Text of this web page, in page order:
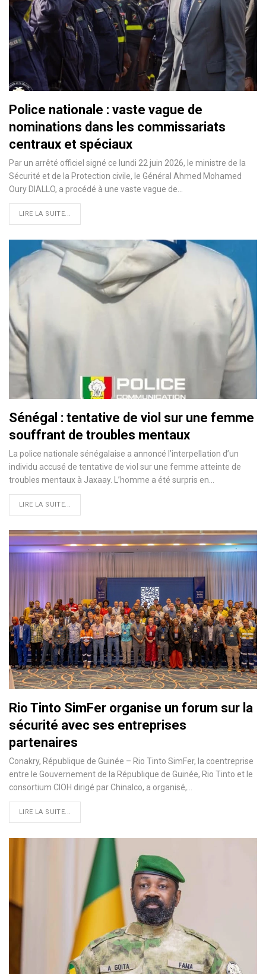
Police nationale : vaste vague de
nominations dans les commissariats
centraux et spéciaux
Par un arrêté officiel signé ce lundi 22 juin 2026, le ministre de la
Sécurité et de la Protection civile, le Général Ahmed Mohamed
Oury DIALLO, a procédé à une vaste vague de…
LIRE LA SUITE...
Sénégal : tentative de viol sur une femme
souffrant de troubles mentaux
La police nationale sénégalaise a annoncé l’interpellation d’un
individu accusé de tentative de viol sur une femme atteinte de
troubles mentaux à Jaxaay. L’homme a été surpris en…
LIRE LA SUITE...
Rio Tinto SimFer organise un forum sur la
sécurité avec ses entreprises
partenaires
Conakry, République de Guinée – Rio Tinto SimFer, la coentreprise
entre le Gouvernement de la République de Guinée, Rio Tinto et le
consortium CIOH dirigé par Chinalco, a organisé,…
LIRE LA SUITE...